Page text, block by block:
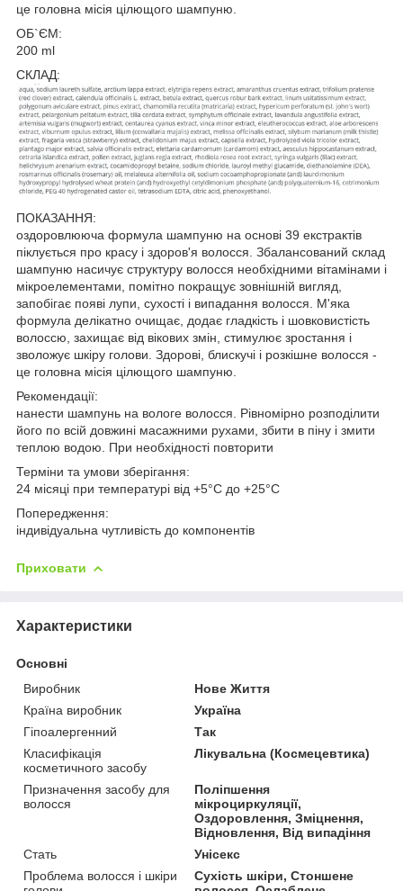
це головна місія цілющого шампуню.
ОБ`ЄМ:
200 ml
СКЛАД:
ПОКАЗАННЯ:
оздоровлююча формула шампуню на основі 39 екстрактів
піклується про красу і здоров'я волосся. Збалансований склад
шампуню насичує структуру волосся необхідними вітамінами і
мікроелементами, помітно покращує зовнішній вигляд,
запобігає появі лупи, сухості і випадання волосся. М'яка
формула делікатно очищає, додає гладкість і шовковистість
волоссю, захищає від вікових змін, стимулює зростання і
зволожує шкіру голови. Здорові, блискучі і розкішне волосся -
це головна місія цілющого шампуню.
Рекомендації:
нанести шампунь на вологе волосся. Рівномірно розподілити
його по всій довжині масажними рухами, збити в піну і змити
теплою водою. При необхідності повторити
Терміни та умови зберігання:
24 місяці при температурі від +5°С до +25°C
Попередження:
індивідуальна чутливість до компонентів
Приховати
Характеристики
Основні
Виробник
Нове Життя
Країна виробник
Україна
Гіпоалергенний
Так
Класифікація
косметичного засобу
Лікувальна (Космецевтика)
Призначення засобу для
волосся
Поліпшення
мікроциркуляції,
Оздоровлення, Зміцнення,
Відновлення, Від випадіння
Стать
Унісекс
Проблема волосся і шкіри
Сухість шкіри, Стоншене